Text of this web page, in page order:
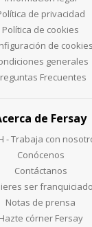
de privacidad
Política de cookies
de cookies
generales
Frecuentes
de Fersay
- Trabaja con
Conócenos
Contáctanos
ser
Notas de prensa
Hazte córner Fersay